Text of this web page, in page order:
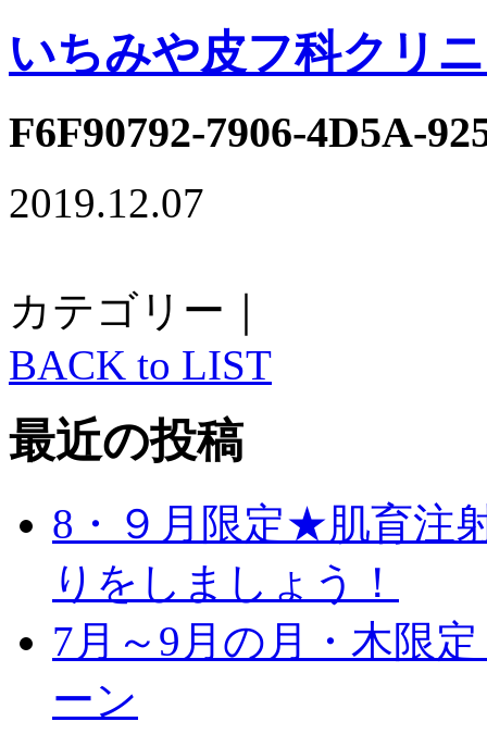
いちみや皮フ科クリ
F6F90792-7906-4D5A-
2019.12.07
カテゴリー｜
BACK to LIST
最近の投稿
8・９月限定★肌育注
りをしましょう！
7月～9月の月・木限
ーン